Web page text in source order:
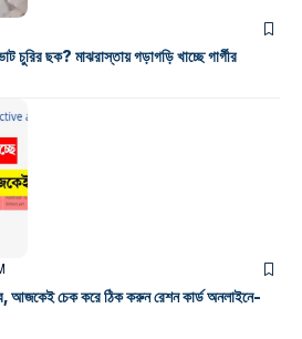
চুরির ছক? মাঝরাস্তায় গড়াগড়ি খাচ্ছে গার্গীর
আজকেই চেক করে ঠিক করুন রেশন কার্ড অনলাইনে-